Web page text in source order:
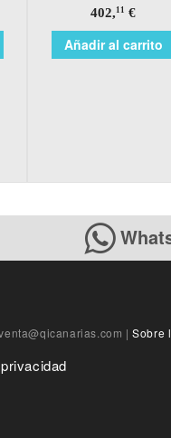
402,11 €
Añadir al carrito
| Sobre